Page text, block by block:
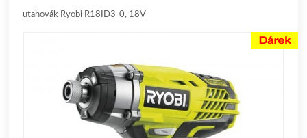
utahovák Ryobi R18ID3-0, 18V